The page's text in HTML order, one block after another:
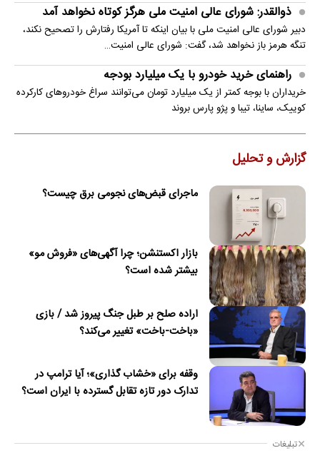
ذوالقدر: شورای عالی امنیت ملی هرگز کوتاه نخواهد آمد
دبیر شورای عالی امنیت ملی با بیان اینکه تا آمریکا رفتارش را تصحیح نکند،
تنگه هرمز باز نخواهد شد، گفت: شورای عالی امنیت…
راهنمای خرید خودرو با یک میلیارد بودجه
خریداران با بوجه کمتر از یک میلیارد تومان می‌توانند سراغ خودروهای کارکرده
کوییک، ساینا، تیبا و پژو پارس بروند
گزارش و تحلیل
ماجرای قبض‌های نجومی برق چیست؟
بازار اکستنشن؛ چرا آگهی‌های «فروش مو»
بیشتر شده است؟
اراده صلح بر طبل جنگ پیروز شد / بازی
«باخت-باخت» تغییر می‌کند؟
وقفه برای «خشاب گذاری»؛ آیا ترامپ در
تدارک دور تازه تقابل گسترده با ایران است؟
تبلیغات